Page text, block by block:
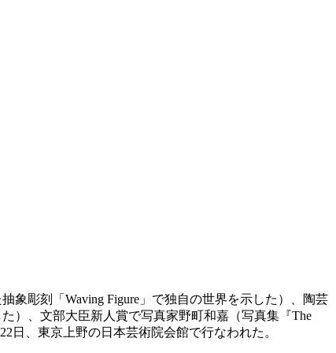
象彫刻「Waving Figure」で独自の世界を示した）、陶芸
）、文部大臣新人賞で写真家野町和嘉（写真集『The
、東京上野の日本芸術院会館で行なわれた。